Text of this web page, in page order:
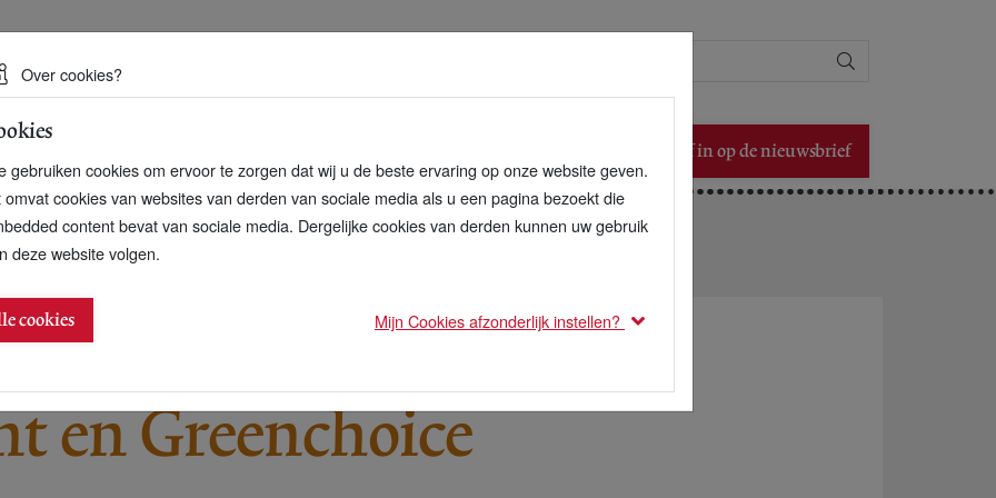
duurzame toekomst
Schrijf in op de nieuwsbrief
zich
en Greenchoice
Over cookies?
gebruiken cookies om ervoor te zorgen dat wij u de beste ervaring op onze website geven.
omvat cookies van websites van derden van sociale media als u een pagina bezoekt die
content bevat van sociale media. Dergelijke cookies van derden kunnen uw gebruik
deze website volgen.
cookies Mijn Cookies afzonderlijk instellen?